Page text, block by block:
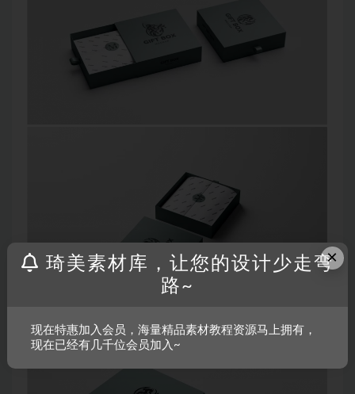
×
琦美素材库，让您的设计少走弯
路~
现在特惠加入会员，海量精品素材教程资源马上拥有，
现在已经有几千位会员加入~